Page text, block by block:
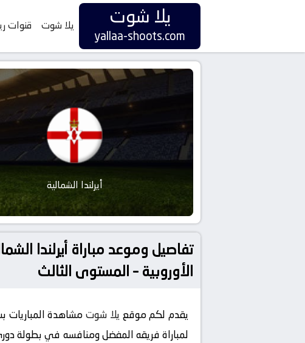
يلا شوت
yallaa-shoots.com
يلا شوت قنوات
أيرلندا الشمالية
الأوروبية – المستوى الثالث
يقدم لكم موقع يلا شوت مشاهدة المباريات
لمباراة فريقه المفضل ومنافسه في بطولة دوري الأمم الأوروبية